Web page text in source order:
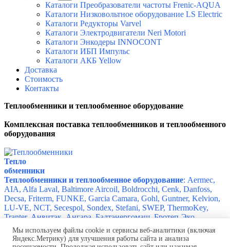
Каталоги Преобразователи частоты Frenic-AQUA
Каталоги Низковольтное оборудование LS Electric
Каталоги Редукторы Varvel
Каталоги Электродвигатели Neri Motori
Каталоги Энкодеры INNOCONT
Каталоги ИБП Импульс
Каталоги АКБ Yellow
Доставка
Стоимость
Контакты
Теплообменники и теплообменное оборудование
Комплексная поставка теплообменников и теплообменного
оборудования
Тепло
обменники
Теплообменники и теплообменное оборудование: Aermec,
AIA, Alfa Laval, Baltimore Aircoil, Boldrocchi, Cenk, Danfoss,
Decsa, Friterm, FUNKE, Garcia Camara, Gohl, Guntner, Kelvion,
LU-VE, NCT, Secespol, Sondex, Stefani, SWEP, ThermoKey,
Tranter, Анвитэк, Ангара, Балтэнергомаш, Бротеп-Эко,
Евромаш, МетТерра, Ридан, Термо Северный Поток, ТМИМ,
Турбопар, Укрнефтемаш, ЭКОТЭП, Энергомеханика, Этра
Мы используем файлы cookie и сервисы веб-аналитики (включая
Яндекс.Метрику) для улучшения работы сайта и анализа